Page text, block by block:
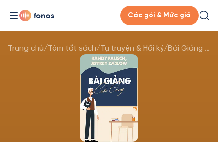
Các gói & Mức giá
Trang chủ/Tóm tắt sách/Tự truyện & Hồi ký/ Bài Giảng Cuối Cùng